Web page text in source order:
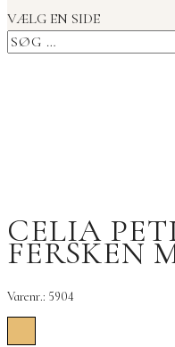
VÆLG EN SIDE
CELIA
FERSKEN
Varenr.: 5904